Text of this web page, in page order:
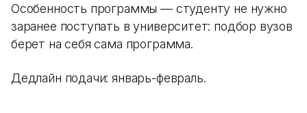
Особенность программы — студенту не нужно
заранее поступать в университет: подбор вузов
берет на себя сама программа.
Дедлайн подачи: январь-февраль.